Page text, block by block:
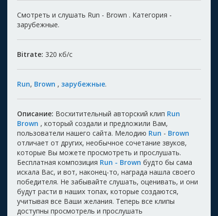
Смотреть и слушать Run - Brown . Категория -
зарубежные.
Bitrate: 320 кб/с
Run, Brown , зарубежные.
Описание: Восхитительный авторский клип Run
Brown , который создали и предложили Вам,
пользователи нашего сайта. Мелодию Run - Brown
отличает от других, необычное сочетание звуков,
которые Вы можете просмотреть и прослушать.
Бесплатная композиция Run - Brown будто бы сама
искала Вас, и вот, наконец-то, награда нашла своего
победителя. Не забывайте слушать, оценивать, и они
будут расти в наших топах, которые создаются,
учитывая все Ваши желания. Теперь все клипы
доступны просмотрель и прослушать